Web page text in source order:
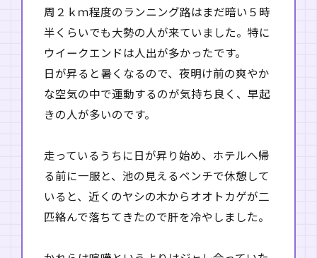
周２ｋｍ程度のランニング路はまだ暗い５時
半くらいでも大勢の人が来ていました。特に
ウイークエンドは人出が多かったです。
日が昇ると暑くなるので、夜明け前の爽やか
な空気の中で運動するのが気持ち良く、早起
きの人が多いのです。
走っているうちに日が昇り始め、ホテルへ帰
る前に一服と、池の見えるベンチで休憩して
いると、近くのヤシの木からオオトカゲが二
匹絡んで落ちてきたので肝を冷やしました。